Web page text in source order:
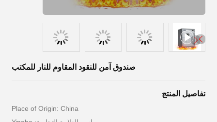
صندوق آمن للنقود المقاوم للنار للمكتب
تفاصيل المنتج
Place of Origin: China